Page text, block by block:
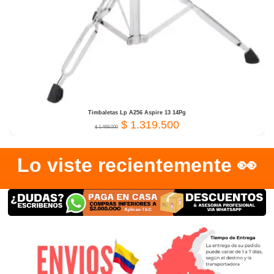
Timbaletas Lp A256 Aspire 13 14Pg
$1.469.000 $ 1.319.500
Lo viste recientemente 👀